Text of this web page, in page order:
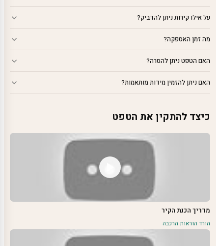
על אילו קירות ניתן להדביק?
מה זמן האספקה?
האם הטפט ניתן להסרה?
האם ניתן להזמין מידות מותאמות?
כיצד להתקין את הטפט
מדריך הכנת הקיר
הורד הוראות הרכבה